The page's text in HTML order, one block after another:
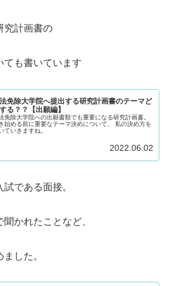
究計画書の
ても書いています
免除大学院へ提出する研究計画書のテーマど
る？？【出願編】
免除大学院への出願書類でも重要になる研究計画書。
始める前に重要なテーマ決めについて、 私の決め方を
ていきますね。
2022.06.02
である面接。
かれたことなど、
した。